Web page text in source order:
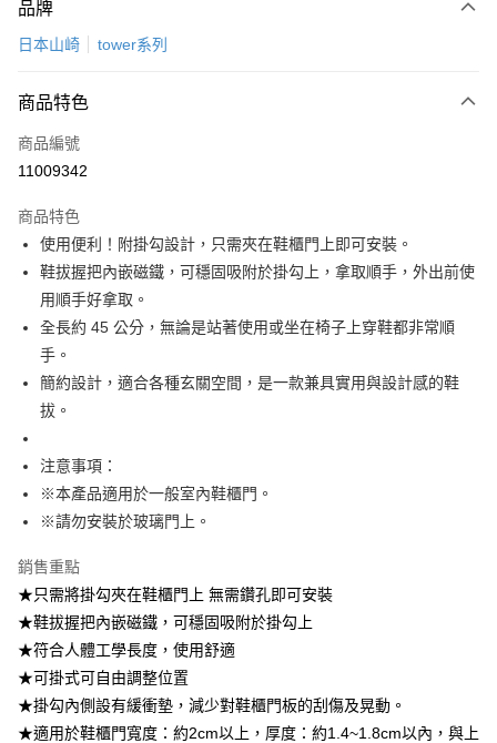
【大哥付你分期使用說明】
1.本服務由台灣大哥大提供，台灣大哥大用戶可立即使用無須另外申請。
2.付款方式選擇「大哥付你分期」，訂單成立後會自動跳轉到大哥付的交易
成交易。
3.實際核准額度、可分期數及費用金額請依後續交易確認頁面所載為準。
4.訂單成立30分鐘內，如未前往確認交易或遇審核未通過，訂單將自動取
消。如遇「轉專審核」未通過狀況，表示未達大哥付你分期系統評分，恕無
法說明評估內容。
1.分期款項不併入電信帳單，「大哥付你分期」於每月結算日後寄送繳費提
2.透過簡訊連結打開帳單後，可選擇「超商條碼／台灣大直營門市／銀行轉
帳／街口支付／iPASS MONEY」等通路繳費。
【注意事項】
1.本服務係由「台灣大哥大股份有限公司」（以下簡稱本公司）所提供，讓
用戶於交易時，得透過本服務購買商品或服務，並由商店將買賣／分期付款
買賣價金債權讓與本公司後，依約使用本公司帳單繳交帳款。
2.基於同意付款使用「大哥付你分期」之契約關係目的，商店將以您的個人
資料（包含姓名、電話或地址）提供予台灣大哥大進項蒐集、處理及利用，
每筆NT$100，滿NT$499(含以上)免運費
每筆NT$100，滿NT$499(含以上)免運費
7-11取貨付款
每筆NT$100，滿NT$499(含以上)免運費
付款後7-11取貨
每筆NT$100，滿NT$499(含以上)免運費
宅配【父親節大回饋】限時$299免運
每筆NT$150，滿NT$299(含以上)免運費
品牌
日本山崎 tower系列
商品特色
商品編號
11009342
商品特色
使用便利！附掛勾設計，只需夾在鞋櫃門上即可安裝。
鞋拔握把內嵌磁鐵，可穩固吸附於掛勾上，拿取順手，外出前使
用順手好拿取。
全長約 45 公分，無論是站著使用或坐在椅子上穿鞋都非常順
手。
簡約設計，適合各種玄關空間，是一款兼具實用與設計感的鞋
拔。
注意事項：
※本產品適用於一般室內鞋櫃門。
※請勿安裝於玻璃門上。
銷售重點
★只需將掛勾夾在鞋櫃門上 無需鑽孔即可安裝
★鞋拔握把內嵌磁鐵，可穩固吸附於掛勾上
★符合人體工學長度，使用舒適
★可掛式可自由調整位置
★掛勾內側設有緩衝墊，減少對鞋櫃門板的刮傷及晃動。
★適用於鞋櫃門寬度：約2cm以上，厚度：約1.4~1.8cm以內，與上